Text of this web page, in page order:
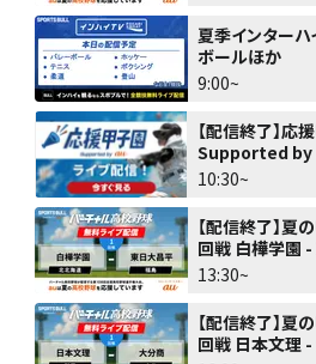
夏季インターハ
ボールほか
9:00~
【配信終了】応
Supported by
10:30~
【配信終了】夏
回戦 白樺学園
平
13:30~
【配信終了】夏
回戦 日本文理